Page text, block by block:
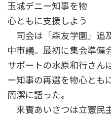
玉城デニー知事を物
心ともに支援しよう
司会は「森友学園」追
中市議。最初に集会準備
サポートの水原和行さん
ー知事の再選を物心とも
簡潔に語った。
来賓あいさつは立憲民